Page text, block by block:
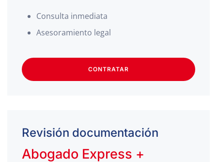
Consulta inmediata
Asesoramiento legal
CONTRATAR
Revisión documentación
Abogado Express +